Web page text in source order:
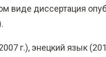
виде диссертация
г.), энецкий язык